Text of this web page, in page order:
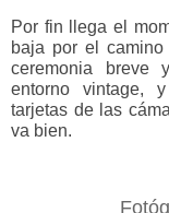
Por fin llega el
baja por el
ceremonia breve
entorno vintage,
tarjetas de las
va bien.